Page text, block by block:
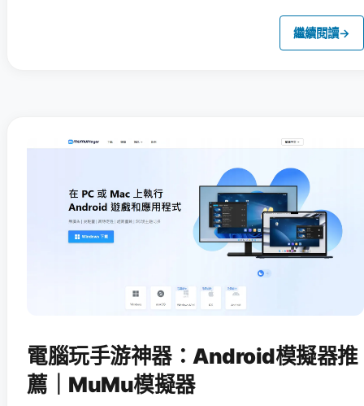
繼續閱讀→
電腦玩手游神器：Android模擬器推
薦｜MuMu模擬器